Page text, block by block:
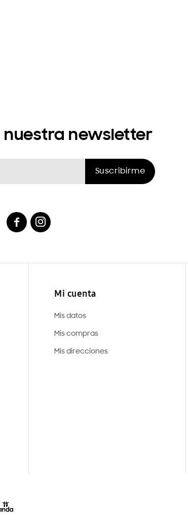
Mi cuenta
Mis datos
Mis compras
Mis direcciones
nuestra newsletter
Suscribirme
 